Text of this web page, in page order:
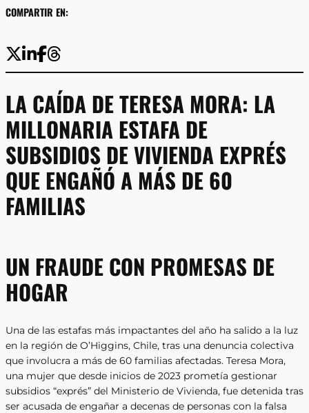
COMPARTIR EN:
LA CAÍDA DE TERESA MORA: LA
MILLONARIA ESTAFA DE
SUBSIDIOS DE VIVIENDA EXPRÉS
QUE ENGAÑÓ A MÁS DE 60
FAMILIAS
UN FRAUDE CON PROMESAS DE
HOGAR
Una de las estafas más impactantes del año ha salido a la luz
en la región de O’Higgins, Chile, tras una denuncia colectiva
que involucra a más de 60 familias afectadas. Teresa Mora,
una mujer que desde inicios de 2023 prometía gestionar
subsidios “exprés” del Ministerio de Vivienda, fue detenida tras
ser acusada de engañar a decenas de personas con la falsa